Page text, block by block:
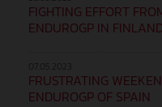
FIGHTING EFFORT
ENDUROGP IN FINLAND
FRUSTRATING
ENDUROGP OF SPAIN